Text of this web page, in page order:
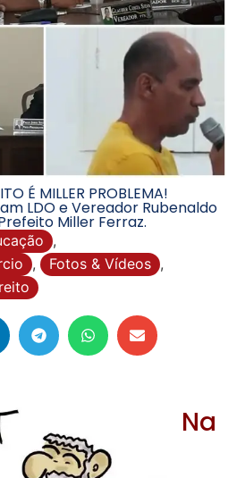
É MILLER PROBLEMA!
LDO e Vereador Rubenaldo
Miller Ferraz.
,
, Fotos & Vídeos ,
Na